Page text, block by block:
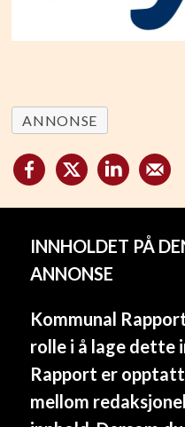
ANNONSE
INNHOLDET PÅ
ANNONSE
Kommunal
rolle i å lage dette
Rapport er
mellom